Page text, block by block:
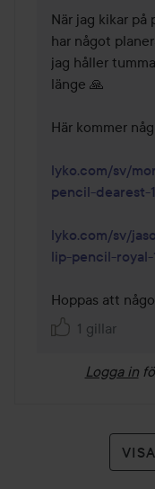
När jag kikar
har något
jag håller
länge 🙏
Här kommer
lyko.com/sv/
pencil-dearest-
lyko.com/sv/
lip-pencil-royal-
Hoppas att
1 gillar
Logga in